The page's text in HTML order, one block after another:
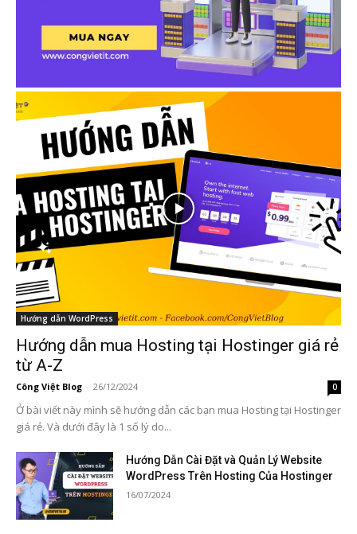
Hướng dẫn WordPress
Hướng dẫn mua Hosting tại Hostinger giá rẻ
từ A-Z
Công Việt Blog - 26/12/2024 0
Ở bài viết này mình sẽ hướng dẫn các bạn mua Hosting tại Hostinger
giá rẻ. Và dưới đây là 1 số lý do...
Hướng Dẫn Cài Đặt và Quản Lý Website
WordPress Trên Hosting Của Hostinger
16/07/2024